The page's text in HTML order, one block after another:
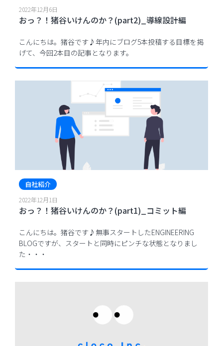
2022年12月6日
おっ？！猪谷いけんのか？(part2)_導線設計編
こんにちは。猪谷です♪年内にブログ5本投稿する目標を掲
げて、今回2本目の記事となります。
自社紹介
2022年12月1日
おっ？！猪谷いけんのか？(part1)_コミット編
こんにちは。猪谷です♪無事スタートしたENGINEERING
BLOGですが、スタートと同時にピンチな状態となりまし
た・・・